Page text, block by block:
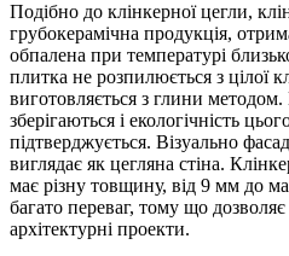
Подібно до клінкерної цегли,
грубокерамічна продукція,
обпалена при температурі
плитка не розпилюється з цілої
виготовляється з глини
зберігаються і екологічність
підтверджується. Візуально
виглядає як цегляна стіна.
має різну товщину, від 9 мм до
багато переваг, тому що
архітектурні проекти.